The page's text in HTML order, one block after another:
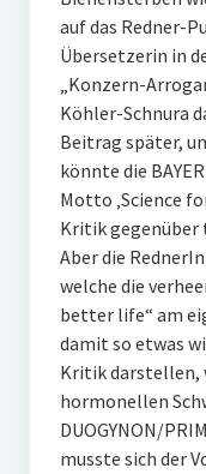
auf das Redner-
Übersetzerin in
„Konzern-
Köhler-Schnura
Beitrag später,
könnte die
Motto ‚Science
Kritik gegenüber
Aber die
welche die
better life“ am
damit so etwas
Kritik darstellen,
hormonellen
DUOGYNON/
musste sich der